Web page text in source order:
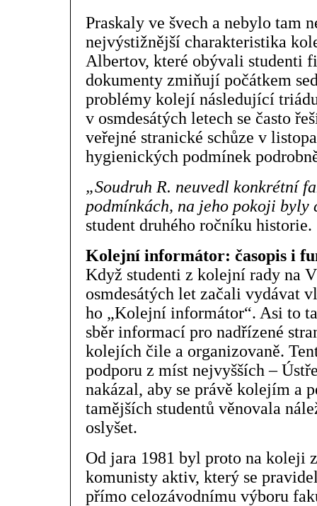
Praskaly ve švech a nebylo tam
nejvýstižnější charakteristika
Albertov, které obývali studenti
dokumenty zmiňují počátkem
problémy kolejí následující
v osmdesátých letech se často
veřejné stranické schůze v
hygienických podmínek
„Soudruh R. neuvedl konkrétní
podmínkách, na jeho pokoji byly
student druhého ročníku historie.
Kolejní informátor: časopis i
Když studenti z kolejní rady na
osmdesátých let začali vydávat
ho „Kolejní informátor“. Asi to
sběr informací pro nadřízené
kolejích čile a organizovaně.
podporu z míst nejvyšších –
nakázal, aby se právě kolejím a
tamějších studentů věnovala
oslyšet.
Od jara 1981 byl proto na koleji
komunisty aktiv, který se
přímo celozávodnímu výboru